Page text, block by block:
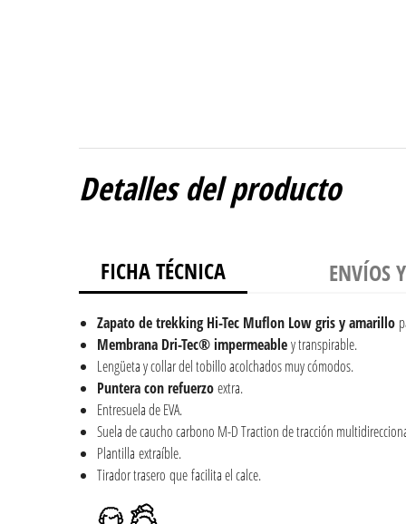
Detalles del producto
FICHA TÉCNICA ENVÍOS
Zapato de trekking Hi-Tec Muflon Low gris y amarillo
Membrana Dri-Tec® impermeabley transpirable.
Lengüeta y collar del tobillo acolchados muy cómodos.
Puntera con refuerzoextra.
Entresuela de EVA.
Suela de caucho carbono M-D Traction de tracción
Plantilla extraíble.
Tirador trasero que facilita el calce.